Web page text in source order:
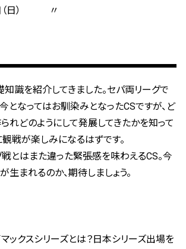
日（日） 〃
識を紹介してきました。セパ両リーグで
となってはお馴染みとなったCSですが、ど
れどのようにして発展してきたかを知って
観戦が楽しみになるはずです。
とはまた違った緊張感を味わえるCS。今
生まれるのか、期待しましょう。
マックスシリーズとは？日本シリーズ出場を